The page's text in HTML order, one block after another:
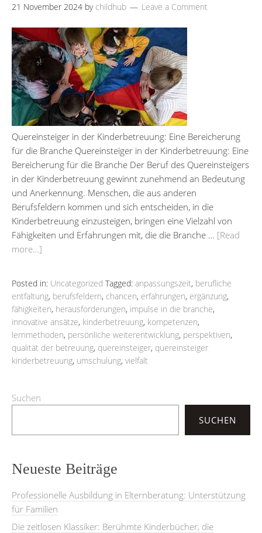
21 November 2024 by childhub Leave a Comment
Quereinsteiger in der Kinderbetreuung: Eine Bereicherung
für die Branche Quereinsteiger in der Kinderbetreuung: Eine
Bereicherung für die Branche Der Beruf des Quereinsteigers
in der Kinderbetreuung gewinnt zunehmend an Bedeutung
und Anerkennung. Menschen, die aus anderen
Berufsfeldern kommen und sich entscheiden, in die
Kinderbetreuung einzusteigen, bringen eine Vielzahl von
Fähigkeiten und Erfahrungen mit, die die Branche … [Read
more…]
Posted in: Uncategorized Tagged: anpassungszeit, berufliche
entfaltung, berufsfeldern, chancen, erfahrungen, ergänzung,
fähigkeiten, herausforderungen, impulse in die branche,
innovative ansätze, kinderbetreuung, kompetenzen,
lernmethoden, persönliche weiterentwicklung, perspektiven,
qualität der betreuung, quereinsteiger, quereinsteiger
kinderbetreuung, umschulung, vielfalt
Suchen
SUCHEN
Neueste Beiträge
Professionelle Ausbildung in Elternberatung: Unterstützung
für Familien
Die zeitlosen Klassiker: Berühmte Kinderbücher, die